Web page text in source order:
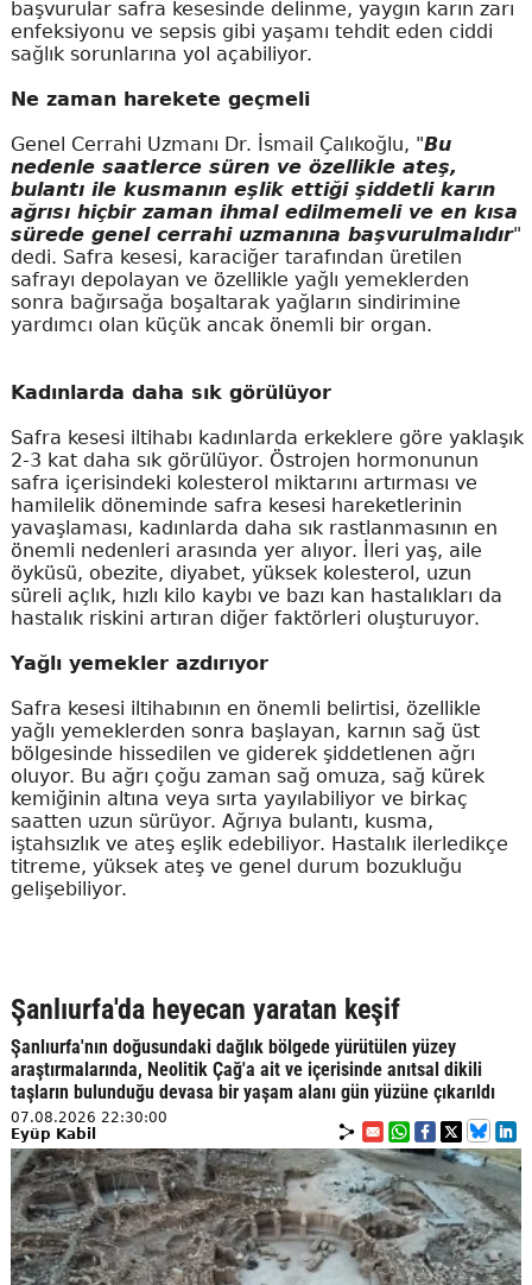
başvurular safra kesesinde delinme, yaygın karın zarı
enfeksiyonu ve sepsis gibi yaşamı tehdit eden ciddi
sağlık sorunlarına yol açabiliyor.
Ne zaman harekete geçmeli
Genel Cerrahi Uzmanı Dr. İsmail Çalıkoğlu, "Bu
nedenle saatlerce süren ve özellikle ateş,
bulantı ile kusmanın eşlik ettiği şiddetli karın
ağrısı hiçbir zaman ihmal edilmemeli ve en kısa
sürede genel cerrahi uzmanına başvurulmalıdır"
dedi. Safra kesesi, karaciğer tarafından üretilen
safrayı depolayan ve özellikle yağlı yemeklerden
sonra bağırsağa boşaltarak yağların sindirimine
yardımcı olan küçük ancak önemli bir organ.
Kadınlarda daha sık görülüyor
Safra kesesi iltihabı kadınlarda erkeklere göre yaklaşık
2-3 kat daha sık görülüyor. Östrojen hormonunun
safra içerisindeki kolesterol miktarını artırması ve
hamilelik döneminde safra kesesi hareketlerinin
yavaşlaması, kadınlarda daha sık rastlanmasının en
önemli nedenleri arasında yer alıyor. İleri yaş, aile
öyküsü, obezite, diyabet, yüksek kolesterol, uzun
süreli açlık, hızlı kilo kaybı ve bazı kan hastalıkları da
hastalık riskini artıran diğer faktörleri oluşturuyor.
Yağlı yemekler azdırıyor
Safra kesesi iltihabının en önemli belirtisi, özellikle
yağlı yemeklerden sonra başlayan, karnın sağ üst
bölgesinde hissedilen ve giderek şiddetlenen ağrı
oluyor. Bu ağrı çoğu zaman sağ omuza, sağ kürek
kemiğinin altına veya sırta yayılabiliyor ve birkaç
saatten uzun sürüyor. Ağrıya bulantı, kusma,
iştahsızlık ve ateş eşlik edebiliyor. Hastalık ilerledikçe
titreme, yüksek ateş ve genel durum bozukluğu
gelişebiliyor.
Şanlıurfa'da heyecan yaratan keşif
Şanlıurfa'nın doğusundaki dağlık bölgede yürütülen yüzey
araştırmalarında, Neolitik Çağ'a ait ve içerisinde anıtsal dikili
taşların bulunduğu devasa bir yaşam alanı gün yüzüne çıkarıldı
07.08.2026 22:30:00
Eyüp Kabil